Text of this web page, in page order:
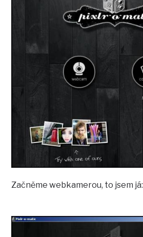
Začněme webkamerou, to jsem já: